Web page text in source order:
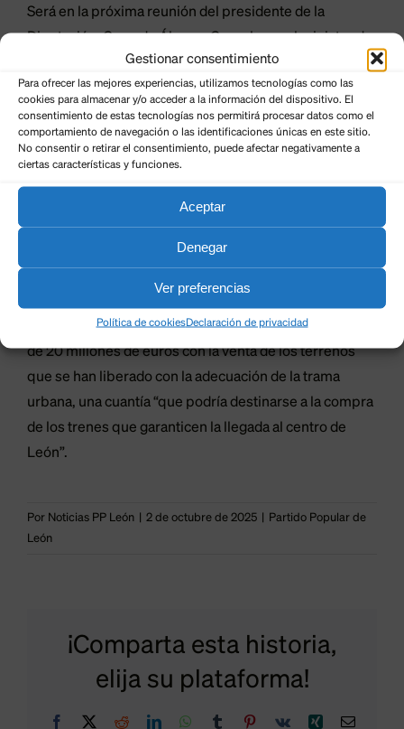
Gestionar consentimiento
Para ofrecer las mejores experiencias, utilizamos tecnologías como las
cookies para almacenar y/o acceder a la información del dispositivo. El
consentimiento de estas tecnologías nos permitirá procesar datos como el
comportamiento de navegación o las identificaciones únicas en este sitio.
No consentir o retirar el consentimiento, puede afectar negativamente a
ciertas características y funciones.
Aceptar
Denegar
Ver preferencias
Política de cookiesDeclaración de privacidad
Será en la próxima reunión del presidente de la
Diputación, Gerardo Álvarez Courel, con el ministro de
Transportes, Oscar Puente, cuando se vislumbre el
“compromiso politico” del Gobierno de España con
esta actuación, esencial en la montaña oriental leonesa.
Los populares, inciden, “no compartimos los
argumentos” del bajo número de viajeros que tiene
FEVE actualmente esgrimidos por el secretario de
las deficiencias en el servicio han reducido
considerablemente el número de usuarios”.
En este sentido, recuerdan que Renfe ‘recaudará’ más
de 20 millones de euros con la venta de los terrenos
que se han liberado con la adecuación de la trama
urbana, una cuantía “que podría destinarse a la compra
de los trenes que garanticen la llegada al centro de
León”.
Por Noticias PP León 2 de octubre de 2025
Partido Popular de
León
¡Comparta esta historia,
elija su plataforma!
Facebook
X RedditLinkedInWhatsApp
Tumblr Pinterest
Vk Xing Correo